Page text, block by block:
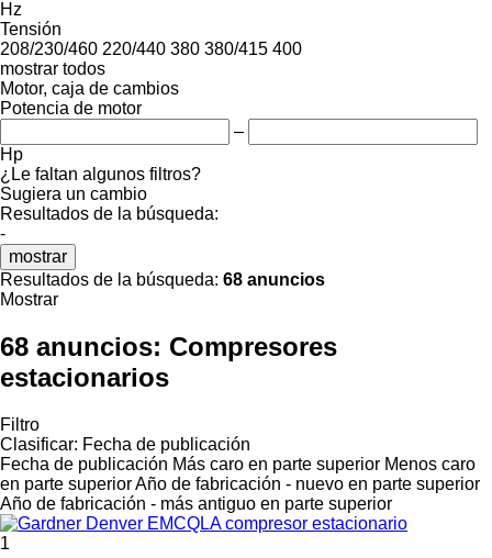
Hz
Tensión
208/230/460 220/440 380 380/415 400
mostrar todos
Motor, caja de cambios
Potencia de motor
–
Hp
¿Le faltan algunos filtros?
Sugiera un cambio
Resultados de la búsqueda:
-
mostrar
Resultados de la búsqueda: 68 anuncios
Mostrar
68 anuncios: Compresores
estacionarios
Filtro
Clasificar: Fecha de publicación
Fecha de publicación Más caro en parte superior Menos caro
en parte superiorAño de fabricación - nuevo en parte superior
Año de fabricación - más antiguo en parte superior
1